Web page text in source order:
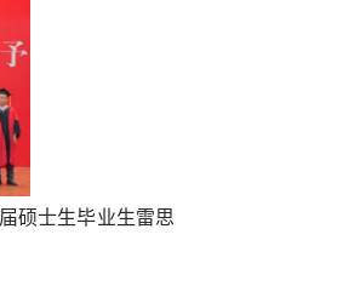
硕士生毕业生雷思